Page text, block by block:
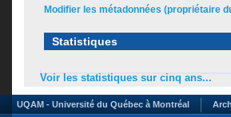
Modifier les métadonnées (propriétaire
Statistiques
Voir les statistiques sur cinq ans...
UQAM - Université du Québec à Montréal